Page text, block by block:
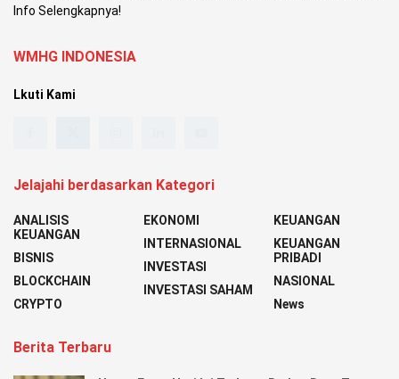
Info Selengkapnya!
WMHG INDONESIA
Lkuti Kami
Jelajahi berdasarkan Kategori
ANALISIS
KEUANGAN
BISNIS
BLOCKCHAIN
CRYPTO
EKONOMI
INTERNASIONAL
INVESTASI
INVESTASI SAHAM
KEUANGAN
KEUANGAN
PRIBADI
NASIONAL
News
Berita Terbaru